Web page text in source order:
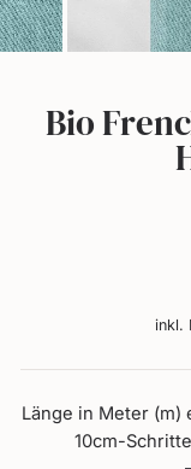
selbst.
Bio
inkl.
Länge in Meter (m)
10cm-